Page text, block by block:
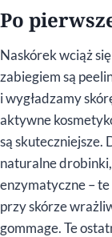
Po
Naskórek wciąż
zabiegiem są
i wygładzamy
aktywne
są skuteczniejsze.
naturalne
enzymatyczne – te
przy skórze
gommage. Te